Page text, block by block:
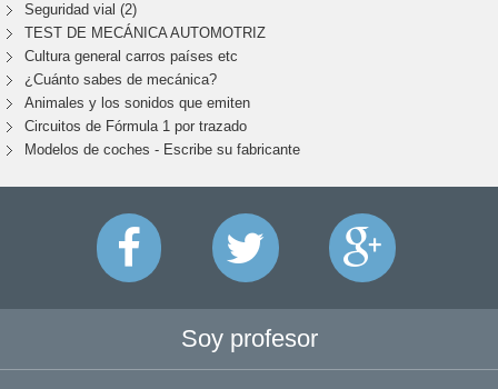
Seguridad vial (2)
TEST DE MECÁNICA AUTOMOTRIZ
Cultura general carros países etc
¿Cuánto sabes de mecánica?
Animales y los sonidos que emiten
Circuitos de Fórmula 1 por trazado
Modelos de coches - Escribe su fabricante
Soy profesor